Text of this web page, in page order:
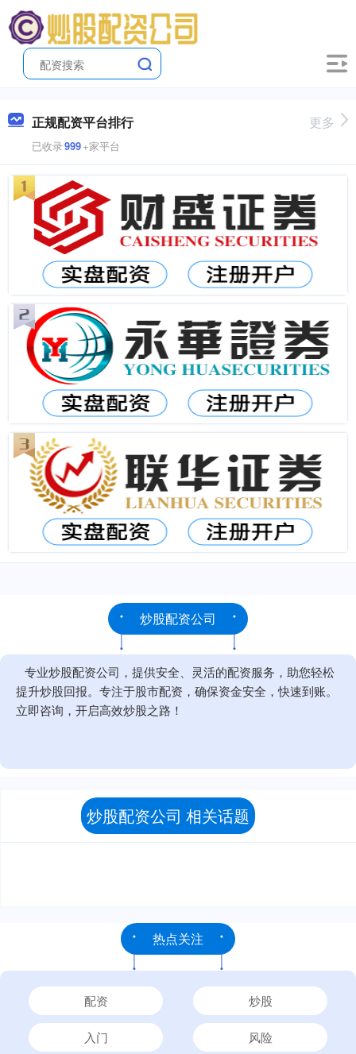
正规配资平台排行
已收录999+家平台
更多
炒股配资公司
专业炒股配资公司，提供安全、灵活的配资服务，助您轻松
提升炒股回报。专注于股市配资，确保资金安全，快速到账。
立即咨询，开启高效炒股之路！
炒股配资公司 相关话题
热点关注
配资 炒股
入门 风险